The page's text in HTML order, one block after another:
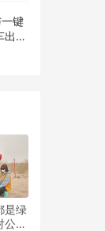
键
出行
是绿
公益